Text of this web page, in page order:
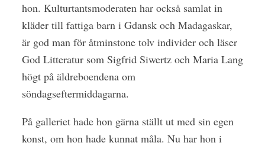
hon. Kulturtantsmoderaten har också samlat in
kläder till fattiga barn i Gdansk och Madagaskar,
är god man för åtminstone tolv individer och läser
God Litteratur som Sigfrid Siwertz och Maria Lang
högt på äldreboendena om
söndagseftermiddagarna.
På galleriet hade hon gärna ställt ut med sin egen
konst, om hon hade kunnat måla. Nu har hon i